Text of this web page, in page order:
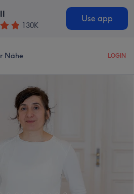
130K
Use app
Nähe LOGIN